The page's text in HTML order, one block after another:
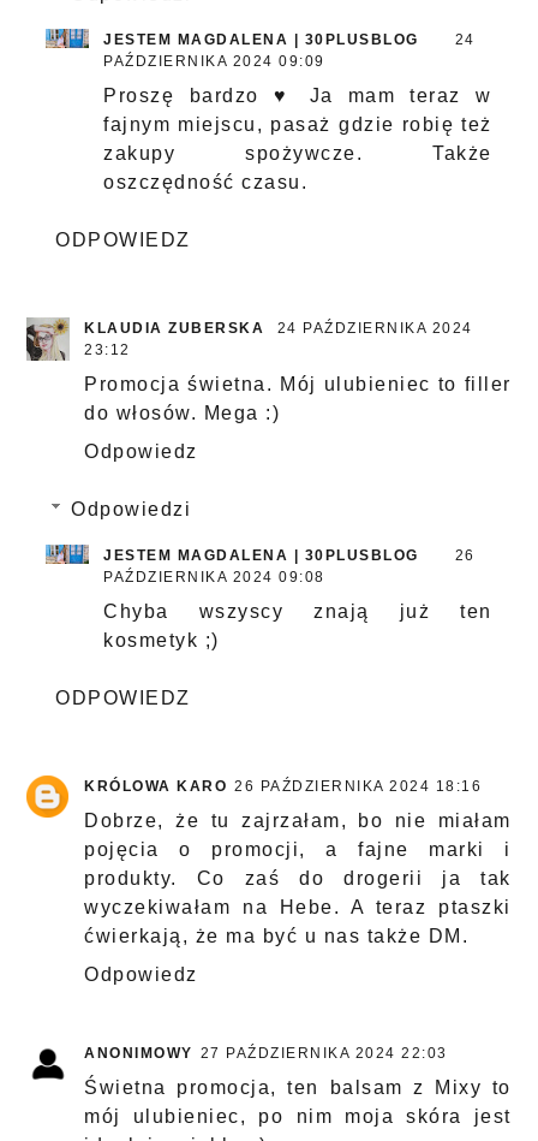
JESTEM MAGDALENA | 30PLUSBLOG
24
PAŹDZIERNIKA 2024 09:09
Proszę bardzo ♥ Ja mam teraz w
fajnym miejscu, pasaż gdzie robię też
zakupy spożywcze. Także
oszczędność czasu.
ODPOWIEDZ
KLAUDIA ZUBERSKA
24 PAŹDZIERNIKA 2024
23:12
Promocja świetna. Mój ulubieniec to filler
do włosów. Mega :)
Odpowiedz
Odpowiedzi
JESTEM MAGDALENA | 30PLUSBLOG
26
PAŹDZIERNIKA 2024 09:08
Chyba wszyscy znają już ten
kosmetyk ;)
ODPOWIEDZ
KRÓLOWA KARO 26 PAŹDZIERNIKA 2024 18:16
Dobrze, że tu zajrzałam, bo nie miałam
pojęcia o promocji, a fajne marki i
produkty. Co zaś do drogerii ja tak
wyczekiwałam na Hebe. A teraz ptaszki
ćwierkają, że ma być u nas także DM.
Odpowiedz
ANONIMOWY 27 PAŹDZIERNIKA 2024 22:03
Świetna promocja, ten balsam z Mixy to
mój ulubieniec, po nim moja skóra jest